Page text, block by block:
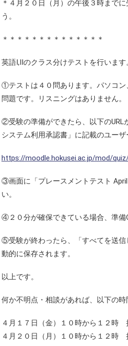
＊４月２０日（月）の午後３時まで
う。
＊＊＊＊＊＊＊＊＊＊＊＊＊＊
英語I,IIのクラス分けテストを行います
①テストは４０問あります。パソコ
問題です。リスニングはありません。
②受験の準備ができたら、以下のURL
システム利用承認書」に記載のユーザ
https://moodle.hokusei.ac.jp/mod/
③画面に「プレースメントテスト
い。
④２０分が確保できている場合、準備
⑤受験が終わったら、「すべてを送信
動的に保存されます。
以上です。
何か不明点・相談があれば、以下の
４月１７日（金）１０時から１２時
４月２０日（月）１０時から１２